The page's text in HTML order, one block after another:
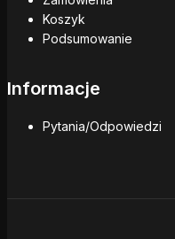
Koszyk
Podsumowanie
Informacje
Pytania/Odpowiedzi